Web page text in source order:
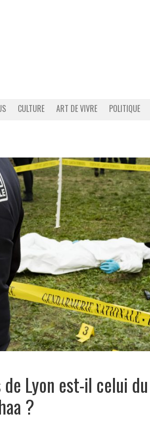
CULTURE ART DE VIVRE POLITIQUE
Lyon est-il celui du
?